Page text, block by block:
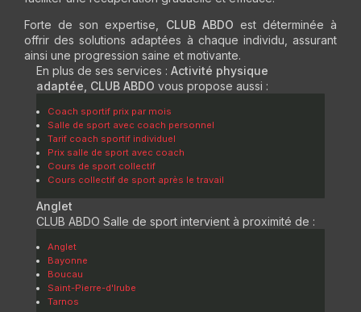
Forte de son expertise, CLUB ABDO est déterminée à
offrir des solutions adaptées à chaque individu, assurant
ainsi une progression saine et motivante.
En plus de ses services : Activité physique
adaptée, CLUB ABDO vous propose aussi :
Coach sportif prix par mois
Salle de sport avec coach personnel
Tarif coach sportif individuel
Prix salle de sport avec coach
Cours de sport collectif
Cours collectif de sport après le travail
Anglet
CLUB ABDO Salle de sport intervient à proximité de :
Anglet
Bayonne
Boucau
Saint-Pierre-d'Irube
Tarnos